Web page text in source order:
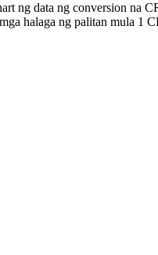
ng data ng conversion
halaga ng palitan mula